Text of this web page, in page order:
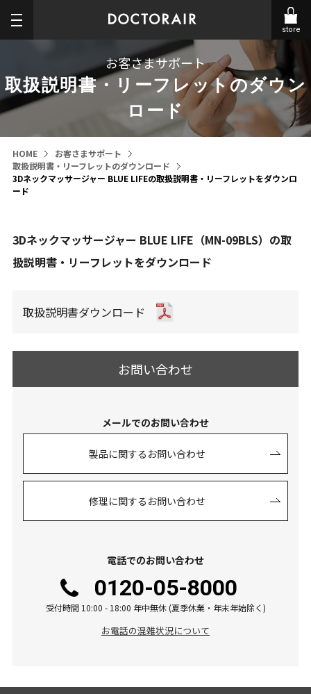
store
お客さまサポート
取扱説明書・リーフレットのダウン
ロード
HOME
お客さまサポート
取扱説明書・リーフレットのダウンロード
3Dネックマッサージャー BLUE LIFEの取扱説明書・リーフレットをダウンロ
ード
3Dネックマッサージャー BLUE LIFE（MN-09BLS）の取
扱説明書・リーフレットをダウンロード
取扱説明書ダウンロード
お問い合わせ
メールでのお問い合わせ
製品に関するお問い合わせ
修理に関するお問い合わせ
電話でのお問い合わせ
0120-05-8000
受付時間 10:00 - 18:00 年中無休 (夏季休業・年末年始除く)
お電話の混雑状況について